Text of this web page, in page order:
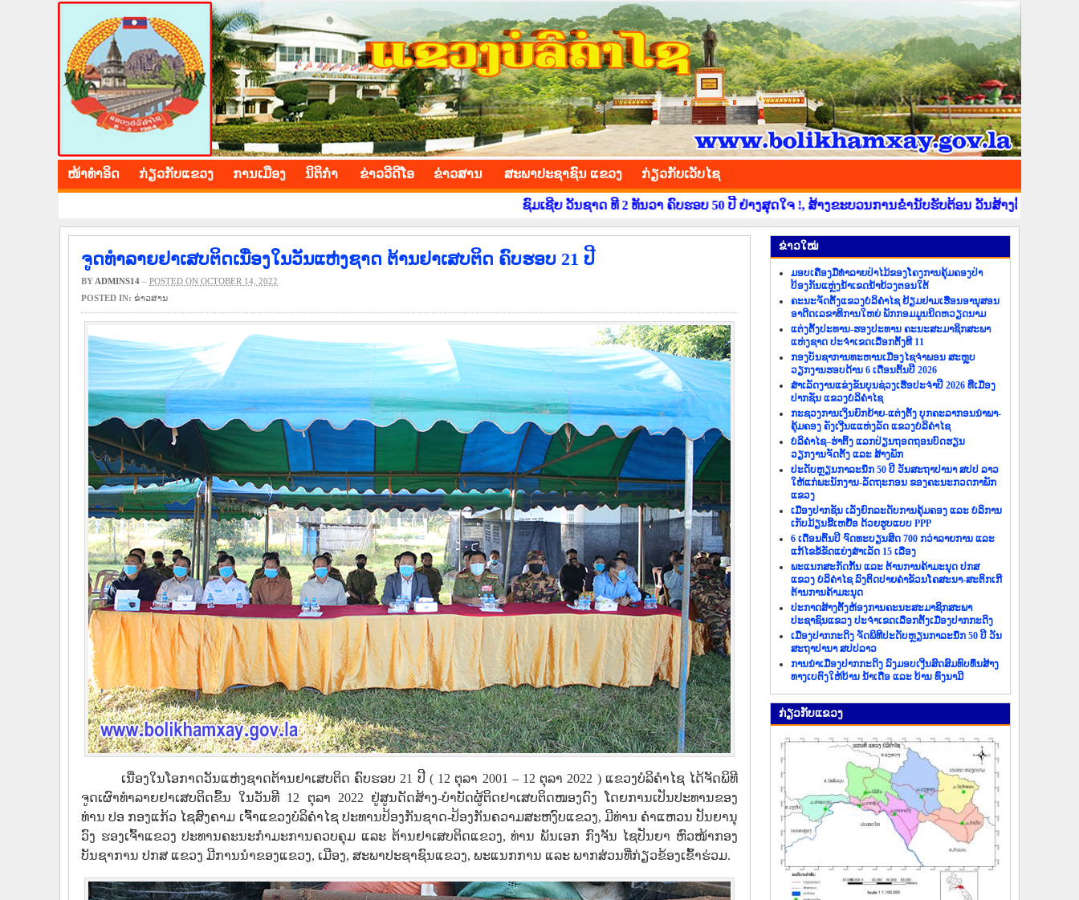
BOLIKHAMXAY PROVINCE
ໜ້າ​ທຳ​ອິດ ​ກ່ຽວ​ກັບ​ແຂວງ ​ການ​ເມືອງ ນິ​ຕິ​ກຳ ຂ່າວ​ວີ​ດີ​ໂອ ​ຂ່າວ​ສານ ສະພາປະຊາຊົນ ແຂວງ ​ກ່ຽວ​ກັບ​ເວັບ​ໄຊ
ຊົມເຊີຍ ວັນຊາດ ທີ 2 ທັນວາ ຄົບຮອບ 50 ປີ ຢ່າງສຸດໃຈ !, ສ້າງຂະບວນການຂໍ່ານັບຮັບຕ້ອນ ວັນສ້າງຕັ້ງແຂວງບໍລິຄຳໄຊ ຄົບຮອບ
ຈູດທຳລາຍຢາເສບຕິດເນື່ອງໃນວັນແຫ່ງຊາດ ຕ້ານຢາເສບຕິດ ຄົບຮອບ 21 ປີ
BY ADMINS14 – POSTED ON OCTOBER 14, 2022
POSTED IN: ​ຂ່າວ​ສານ
ເນື່ອງໃນໂອກາດວັນແຫ່ງຊາດຕ້ານຢາເສບຕິດ ຄົບຮອບ 21 ປີ ( 12 ຕຸລາ 2001 – 12 ຕຸລາ 2022 ) ແຂວງບໍລິຄໍາໄຊ ໄດ້ຈັດພິທີ
ຈູດເຜົາທໍາລາຍຢາເສບຕິດຂຶ້ນ ໃນວັນທີ 12 ຕຸລາ 2022 ຢູ່ສູນດັດສ້າງ-ບຳບັດຜູ້ຕິດຢາເສບຕິດໜອງດົງ ໂດຍການເປັນປະທານຂອງ
ທ່ານ ປອ ກອງແກ້ວ ໄຊສົງຄາມ ເຈົ້າແຂວງບໍລິຄຳໄຊ ປະທານປ້ອງກັນຊາດ-ປ້ອງກັນຄວາມສະຫງົບແຂວງ, ມີທ່ານ ຄຳແຫວນ ປັນຍານຸ
ວົງ ຮອງເຈົ້າແຂວງ ປະທານຄະນະກຳມະການຄວບຄຸມ ແລະ ຕ້ານຢາເສບຕິດແຂວງ, ທ່ານ ພັນເອກ ກົງຈັນ ໄຊປັນຍາ ຫົວໜ້າກອງ
ບັນຊາການ ປກສ ແຂວງ ມີການນໍາຂອງແຂວງ, ເມືອງ, ສະພາປະຊາຊົນແຂວງ, ພະແນກການ ແລະ ພາກສ່ວນທີ່ກ່ຽວຂ້ອງເຂົ້າຮ່ວມ.
​ຂ່າວ​ໃໝ່
ມອບເຄື່ອງມືທຳລາຍປ່າໄມ້ຂອງໂຄງການຄຸ້ມຄອງປ່າ
ປ້ອງກັນແຫຼ່ງນ້ຳເຂດນ້ຳຍ້ວງຕອນໃຕ້
ຄະນະຈັດຕັ້ງແຂວງບໍລິຄຳໄຊ ຢ້ຽມຢາມເຮືອນອານຸສອນ
ອາດີດເລຂາທິການໃຫຍ່ ພັກກອມມູນນິດຫວຽດນາມ
ແຕ່ງຕັ້ງປະທານ-ຮອງປະທານ ຄະນະສະມາຊິກສະພາ
ແຫ່ງຊາດ ປະຈຳເຂດເລືອກຕັ້ງທີ 11
ກອງບັນຊາການທະຫານເມືອງໄຊຈຳພອນ ສະຫຼຸບ
ວຽກງານຮອບດ້ານ 6 ເດືອນຕົ້ນປີ 2026
ສຳເລັດງານແຂ່ງຂັນບຸນຊ່ວງເຮືອປະຈຳປີ 2026 ທີ່ເມືອງ
ປາກຊັນ ແຂວງບໍລິຄຳໄຊ
ກະຊວງການເງິນຍົກຍ້າຍ-ແຕ່ງຕັ້ງ ບຸກຄະລາກອນນຳພາ-
ຄຸ້ມຄອງ ຄັງເງີນແແຫ່ງລັດ ແຂວງບໍລິຄຳໄຊ
ບໍລິຄຳໄຊ–ຮ່າຕິ້ງ ແລກປ່ຽນຖອດຖອນບົດຮຽນ
ວຽກງານຈັດຕັ້ງ ແລະ ສ້າງພັກ
ປະດັບຫຼຽນກາລະນຶກ 50 ປີ ວັນສະຖາປານາ ສປປ ລາວ
ໃຫ້ແກ່ພະນັກງານ-ລັດຖະກອນ ຂອງຄະນະກວດກາພັກ
ແຂວງ
ເມືອງປາກຊັນ ເລັ່ງຍົກລະດັບການຄຸ້ມຄອງ ແລະ ບໍລິການ
ເກັບມ້ຽນຂີ້ເຫຍື້ອ ດ້ວຍຮູບແບບ PPP
6 ເດືອນຕົ້ນປີ ຈົດທະບຽນສິດ 700 ກວ່າລາຍການ ແລະ
ແກ້ໄຂຂໍ້ຂັດແຍ່ງສຳເລັດ 15 ເລື່ອງ
ພະແນກສະກັດກັ້ນ ແລະ ຕ້ານການຄ້າມະນຸດ ປກສ
ແຂວງ ບໍລິຄຳໄຊ ລົງຕິດປາຍຄຳຂັວນໂຄສະນາ-ສະຕິກເກີ
ຕ້ານການຄ້າມະນຸດ
ປະກາດສ້າງຕັ້ງຫ້ອງການຄະນະສະມາຊິກສະພາ
ປະຊາຊົນແຂວງ ປະຈຳເຂດເລືອກຕັ້ງເມືອງປາກກະດິງ
ເມືອງປາກກະດິງ ຈັດພິທີປະດັບຫຼຽນກາລະນຶກ 50 ປີ ວັນ
ສະຖາປານາ ສປປລາວ
ການນຳເມືອງປາກກະດິງ ລົງມອບເງີນສົດສົມທົບທຶນສ້າງ
ທາງເບຕົງໃຫ້ບ້ານ ນ້ຳເດື່ອ ແລະ ບ້ານ ທົ່ງນາມີ
ກ່ຽວ​ກັບ​ແຂວງ